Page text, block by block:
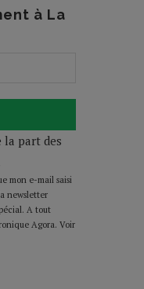
à La
la part des
mon e-mail saisi
newsletter
A tout
Agora. Voir